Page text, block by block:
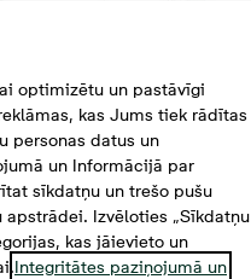
optimizētu un pastāvīgi
kas Jums tiek rādītas
personas datus un
un Informācijā par
sīkdatņu un trešo pušu
Izvēloties „Sīkdatņu
kas jāievieto un
Integritātes paziņojumā un